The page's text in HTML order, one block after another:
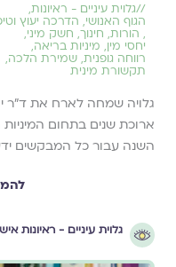
//גלוית עיניים - ראיונות,
הגוף האנושי, הדרכה יעוץ
, הורות, חינוך, חשק מיני,
יחסי מין, מיניות בריאה,
רווחה גופנית, שמירת הלכה,
תקשורת מינית
גלויה שמחה לארח את ד״ר
ארוכת שנים בתחום
השנה עבור כל המבקשים ידע
גלוית עיניים - ראיונות